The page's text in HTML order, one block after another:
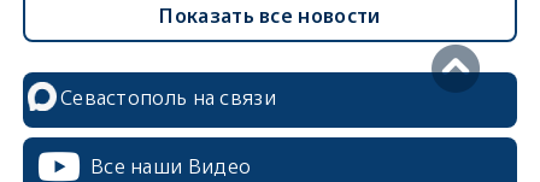
Показать все новости
Севастополь на связи
Все наши Видео